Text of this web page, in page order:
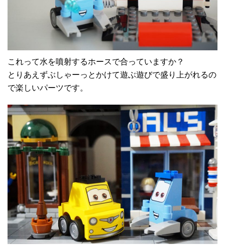
これって水を噴射するホースで合っていますか？
とりあえずぶしゃーっとかけて遊ぶ遊びで盛り上がれるの
で楽しいパーツです。